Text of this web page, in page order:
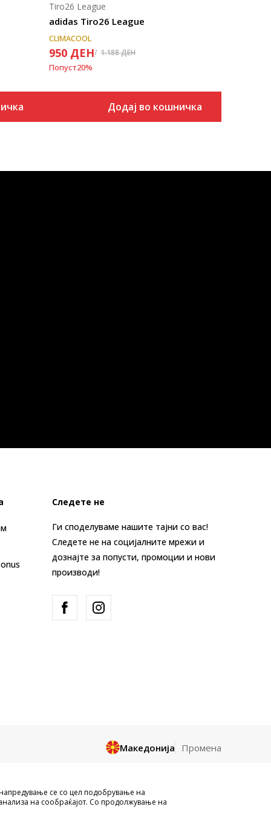
adidas Tiro26 League
Tiro26 League
CLIMACOOL
950 ДЕН 1.188ДЕН
Попуст20%
Додај во кошничка
Следете не
Ги споделуваме нашите тајни со вас!
Следете не на социјалните мрежи и
дознајте за попусти, промоции и нови
производи!
Македонија Промена
a се однесува на логоа,
да се користат за било какви цели,
се со цел подобрување на
на сообраќајот. Со продолжување на